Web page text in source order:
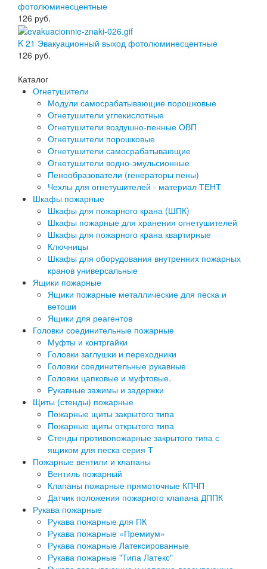
фотолюминесцентные
126 руб.
K 21 Эвакуационный выход фотолюминесцентные
126 руб.
Каталог
Огнетушители
Модули самосрабатывающие порошковые
Огнетушители углекислотные
Огнетушители воздушно-пенные ОВП
Огнетушители порошковые
Огнетушители самосрабатывающие
Огнетушители водно-эмульсионные
Пенообразователи (генераторы пены)
Чехлы для огнетушителей - материал ТЕНТ
Шкафы пожарные
Шкафы для пожарного крана (ШПК)
Шкафы пожарные для хранения огнетушителей
Шкафы для пожарного крана квартирные
Ключницы
Шкафы для оборудования внутренних пожарных
кранов универсальные
Ящики пожарные
Ящики пожарные металлические для песка и
ветоши
Ящики для реагентов
Головки соединительные пожарные
Муфты и контргайки
Головки заглушки и переходники
Головки соединительные рукавные
Головки цапковые и муфтовые.
Рукавные зажимы и задержки
Щиты (стенды) пожарные
Пожарные щиты закрытого типа
Пожарные щиты открытого типа
Стенды противопожарные закрытого типа с
ящиком для песка серия Т
Пожарные вентили и клапаны
Вентиль пожарный
Клапаны пожарные прямоточные КПЧП
Датчик положения пожарного клапана ДППК
Рукава пожарные
Рукава пожарные для ПК
Рукава пожарные «Премиум»
Рукава пожарные Латексированные
Рукава пожарные "Типа Латекс"